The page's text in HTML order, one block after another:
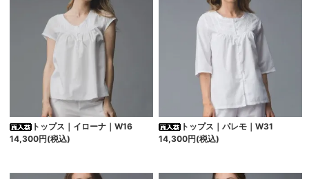
トップス｜イローナ｜W16
14,300円(税込)
トップス｜パレモ｜W31
14,300円(税込)